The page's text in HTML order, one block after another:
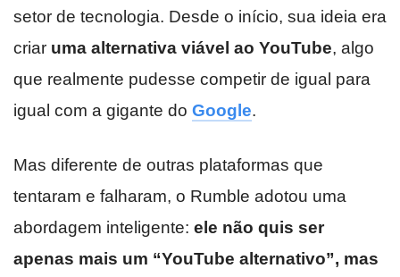
setor de tecnologia. Desde o início, sua ideia era
criar uma alternativa viável ao YouTube, algo
que realmente pudesse competir de igual para
igual com a gigante do Google.
Mas diferente de outras plataformas que
tentaram e falharam, o Rumble adotou uma
abordagem inteligente: ele não quis ser
apenas mais um “YouTube alternativo”, mas